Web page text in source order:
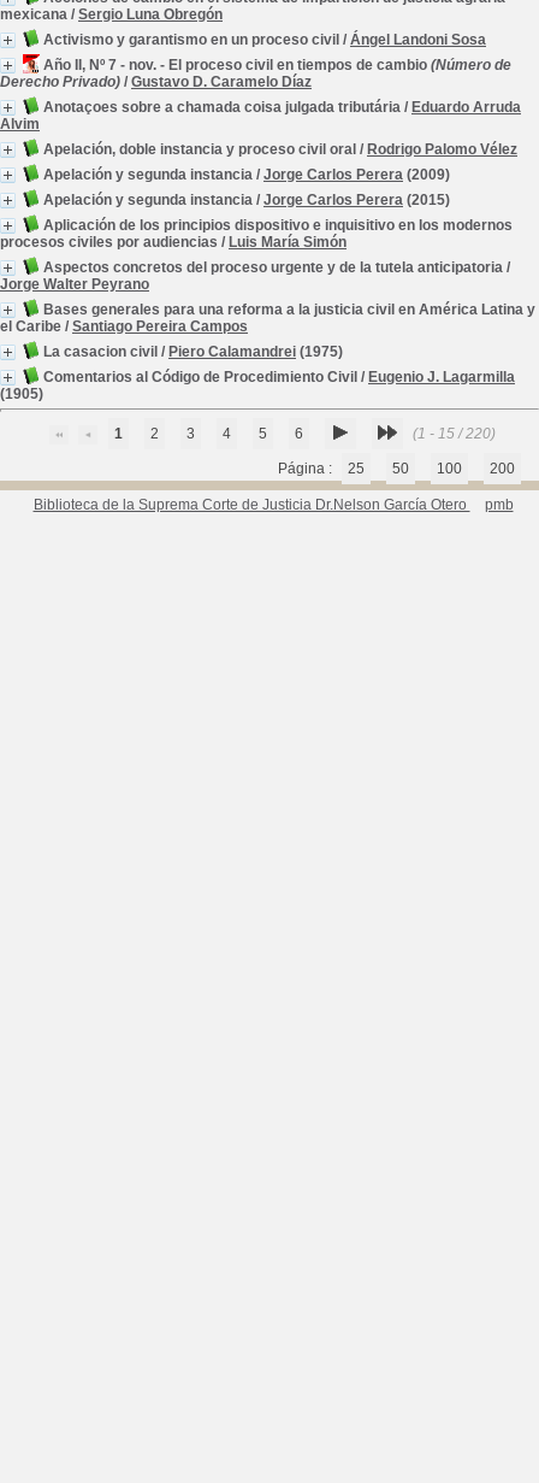
mexicana / Sergio Luna Obregón
Activismo y garantismo en un proceso civil / Ángel Landoni Sosa
Año II, Nº 7 - nov. - El proceso civil en tiempos de cambio (Número de
Derecho Privado) / Gustavo D. Caramelo Díaz
Anotaçoes sobre a chamada coisa julgada tributária / Eduardo Arruda
Alvim
Apelación, doble instancia y proceso civil oral / Rodrigo Palomo Vélez
Apelación y segunda instancia / Jorge Carlos Perera (2009)
Apelación y segunda instancia / Jorge Carlos Perera (2015)
Aplicación de los principios dispositivo e inquisitivo en los modernos
procesos civiles por audiencias / Luis María Simón
Aspectos concretos del proceso urgente y de la tutela anticipatoria /
Jorge Walter Peyrano
Bases generales para una reforma a la justicia civil en América Latina y
el Caribe / Santiago Pereira Campos
La casacion civil / Piero Calamandrei (1975)
Comentarios al Código de Procedimiento Civil / Eugenio J. Lagarmilla
(1905)
1 2 3 4 5 6 (1 - 15 / 220)
Página : 25 50 100 200
Biblioteca de la Suprema Corte de Justicia Dr.Nelson García Otero pmb